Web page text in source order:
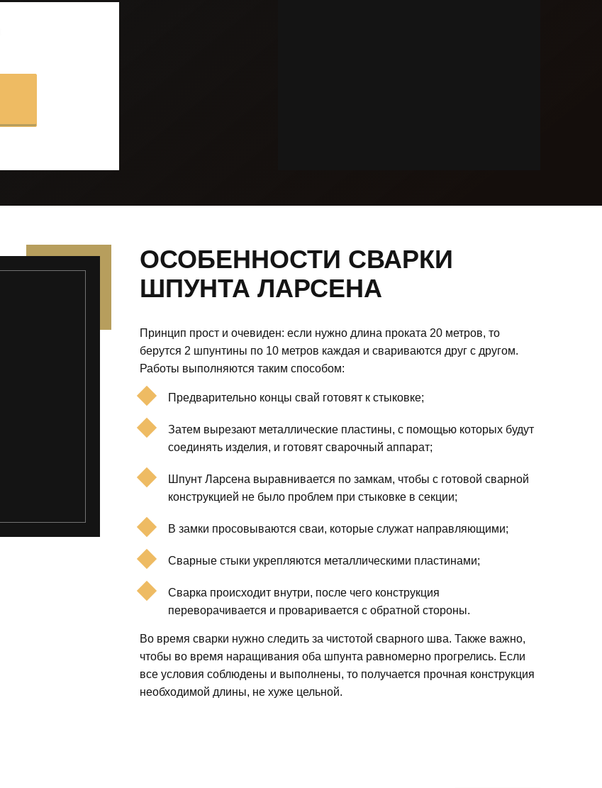
ОСОБЕННОСТИ СВАРКИ
ШПУНТА ЛАРСЕНА
Принцип прост и очевиден: если нужно длина проката 20 метров, то
берутся 2 шпунтины по 10 метров каждая и свариваются друг с другом.
Работы выполняются таким способом:
Предварительно концы свай готовят к стыковке;
Затем вырезают металлические пластины, с помощью которых будут
соединять изделия, и готовят сварочный аппарат;
Шпунт Ларсена выравнивается по замкам, чтобы с готовой сварной
конструкцией не было проблем при стыковке в секции;
В замки просовываются сваи, которые служат направляющими;
Сварные стыки укрепляются металлическими пластинами;
Сварка происходит внутри, после чего конструкция
переворачивается и проваривается с обратной стороны.
Во время сварки нужно следить за чистотой сварного шва. Также важно,
чтобы во время наращивания оба шпунта равномерно прогрелись. Если
все условия соблюдены и выполнены, то получается прочная конструкция
необходимой длины, не хуже цельной.